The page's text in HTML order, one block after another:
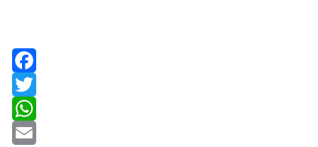
Facebook
Twitter
WhatsApp